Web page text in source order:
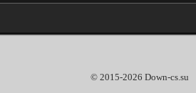
© 2015-2026 Down-cs.su